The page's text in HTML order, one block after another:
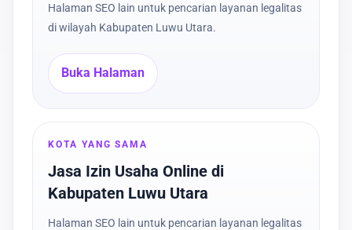
Halaman SEO lain untuk pencarian layanan legalitas
di wilayah Kabupaten Luwu Utara.
Buka Halaman
KOTA YANG SAMA
Jasa Izin Usaha Online di
Kabupaten Luwu Utara
Halaman SEO lain untuk pencarian layanan legalitas